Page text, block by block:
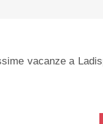
vacanze a